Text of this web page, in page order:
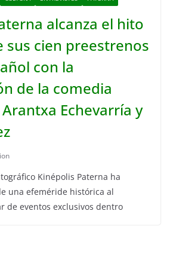
alcanza el hito
sus cien preestrenos
con la
de la comedia
Echevarría y
Kinépolis Paterna ha
una efeméride histórica al
de eventos exclusivos dentro